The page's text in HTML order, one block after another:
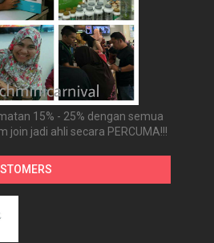
15% - 25% dengan semua
join jadi ahli secara PERCUMA!!!